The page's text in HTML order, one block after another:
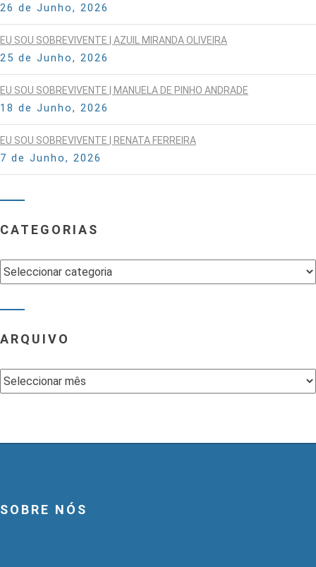
26 de Junho, 2026
EU SOU SOBREVIVENTE | AZUIL MIRANDA OLIVEIRA
25 de Junho, 2026
EU SOU SOBREVIVENTE | MANUELA DE PINHO ANDRADE
18 de Junho, 2026
EU SOU SOBREVIVENTE | RENATA FERREIRA
7 de Junho, 2026
CATEGORIAS
Categorias
ARQUIVO
Arquivo
SOBRE NÓS